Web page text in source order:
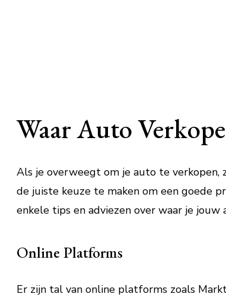
Waar Auto
Als je overweegt om je auto te verkopen,
de juiste keuze te maken om een goede
enkele tips en adviezen over waar je jouw
Online Platforms
Er zijn tal van online platforms zoals